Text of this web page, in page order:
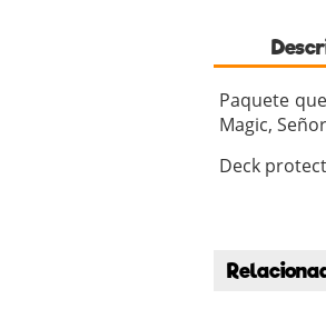
Paquete
Magic,
Deck